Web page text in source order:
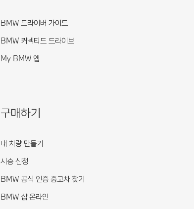
BMW 드라이버 가이드
BMW 커넥티드 드라이브
My BMW 앱
구매하기
내 차량 만들기
시승 신청
BMW 공식 인증 중고차 찾기
BMW 샵 온라인